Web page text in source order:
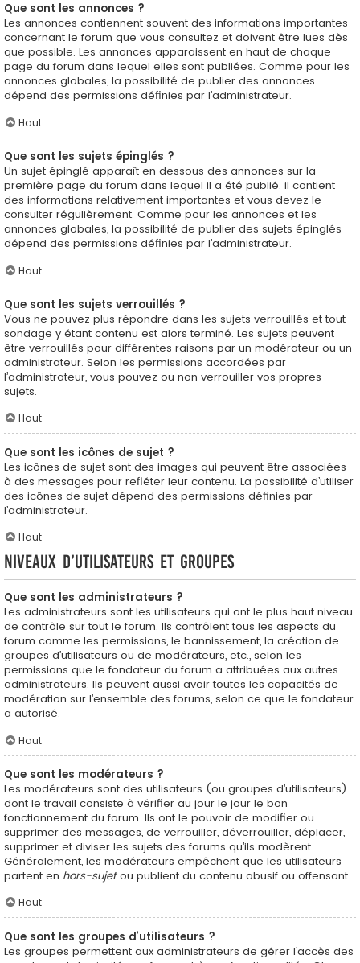
Que sont les annonces ?
Les annonces contiennent souvent des informations importantes
concernant le forum que vous consultez et doivent être lues dès
que possible. Les annonces apparaissent en haut de chaque
page du forum dans lequel elles sont publiées. Comme pour les
annonces globales, la possibilité de publier des annonces
dépend des permissions définies par l’administrateur.
Haut
Que sont les sujets épinglés ?
Un sujet épinglé apparaît en dessous des annonces sur la
première page du forum dans lequel il a été publié. il contient
des informations relativement importantes et vous devez le
consulter régulièrement. Comme pour les annonces et les
annonces globales, la possibilité de publier des sujets épinglés
dépend des permissions définies par l’administrateur.
Haut
Que sont les sujets verrouillés ?
Vous ne pouvez plus répondre dans les sujets verrouillés et tout
sondage y étant contenu est alors terminé. Les sujets peuvent
être verrouillés pour différentes raisons par un modérateur ou un
administrateur. Selon les permissions accordées par
l’administrateur, vous pouvez ou non verrouiller vos propres
sujets.
Haut
Que sont les icônes de sujet ?
Les icônes de sujet sont des images qui peuvent être associées
à des messages pour refléter leur contenu. La possibilité d’utiliser
des icônes de sujet dépend des permissions définies par
l’administrateur.
Haut
Niveaux d’utilisateurs et groupes
Que sont les administrateurs ?
Les administrateurs sont les utilisateurs qui ont le plus haut niveau
de contrôle sur tout le forum. Ils contrôlent tous les aspects du
forum comme les permissions, le bannissement, la création de
groupes d’utilisateurs ou de modérateurs, etc., selon les
permissions que le fondateur du forum a attribuées aux autres
administrateurs. Ils peuvent aussi avoir toutes les capacités de
modération sur l’ensemble des forums, selon ce que le fondateur
a autorisé.
Haut
Que sont les modérateurs ?
Les modérateurs sont des utilisateurs (ou groupes d’utilisateurs)
dont le travail consiste à vérifier au jour le jour le bon
fonctionnement du forum. Ils ont le pouvoir de modifier ou
supprimer des messages, de verrouiller, déverrouiller, déplacer,
supprimer et diviser les sujets des forums qu’ils modèrent.
Généralement, les modérateurs empêchent que les utilisateurs
partent en hors-sujetou publient du contenu abusif ou offensant.
Haut
Que sont les groupes d’utilisateurs ?
Les groupes permettent aux administrateurs de gérer l’accès des